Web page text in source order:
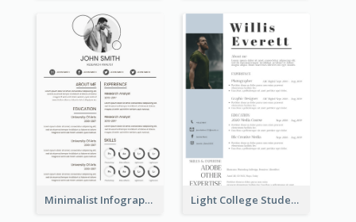
Minimalist Infographic Light Resume Light College Student Resume